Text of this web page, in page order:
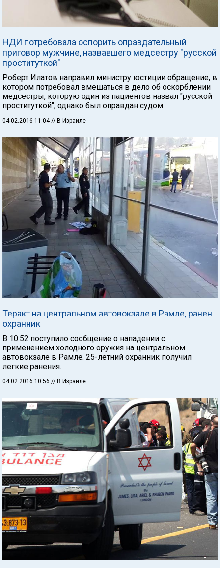
НДИ потребовала оспорить оправдательный
приговор мужчине, назвавшего медсестру "русской
проституткой"
Роберт Илатов направил министру юстиции обращение, в
котором потребовал вмешаться в дело об оскорблении
медсестры, которую один из пациентов назвал "русской
проституткой", однако был оправдан судом.
04.02.2016 11:04 // В Израиле
Теракт на центральном автовокзале в Рамле, ранен
охранник
В 10:52 поступило сообщение о нападении с
применением холодного оружия на центральном
автовокзале в Рамле. 25-летний охранник получил
легкие ранения.
04.02.2016 10:56 // В Израиле